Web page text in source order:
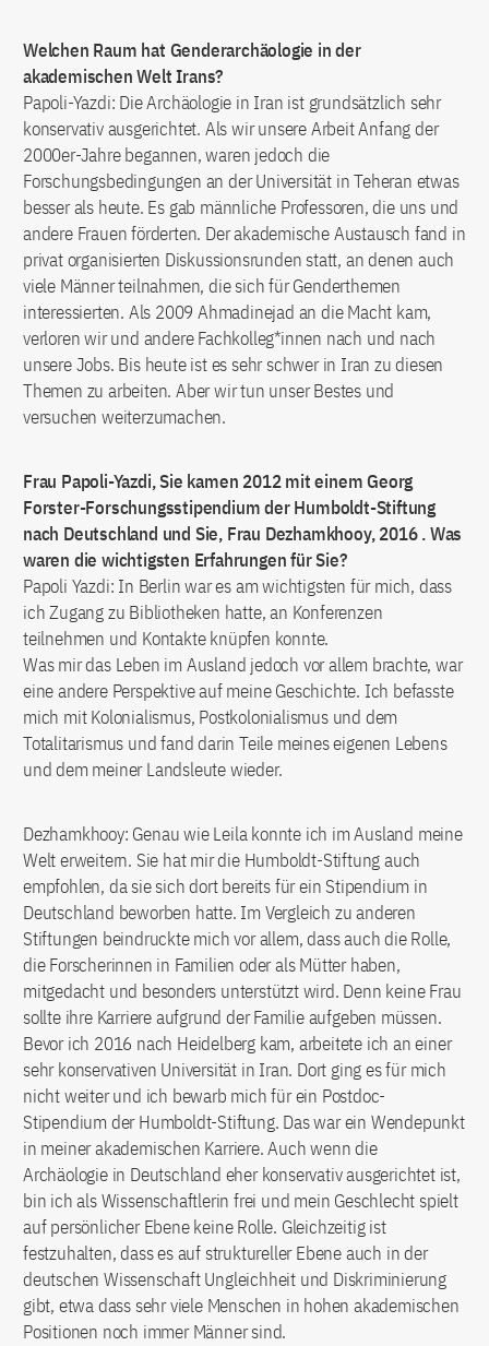
Welchen Raum hat Genderarchäologie in der
akademischen Welt Irans?
Papoli-Yazdi: Die Archäologie in Iran ist grundsätzlich sehr
konservativ ausgerichtet. Als wir unsere Arbeit Anfang der
2000er-Jahre begannen, waren jedoch die
Forschungsbedingungen an der Universität in Teheran etwas
besser als heute. Es gab männliche Professoren, die uns und
andere Frauen förderten. Der akademische Austausch fand in
privat organisierten Diskussionsrunden statt, an denen auch
viele Männer teilnahmen, die sich für Genderthemen
interessierten. Als 2009 Ahmadinejad an die Macht kam,
verloren wir und andere Fachkolleg*innen nach und nach
unsere Jobs. Bis heute ist es sehr schwer in Iran zu diesen
Themen zu arbeiten. Aber wir tun unser Bestes und
versuchen weiterzumachen.
Frau Papoli-Yazdi, Sie kamen 2012 mit einem Georg
Forster-Forschungsstipendium der Humboldt-Stiftung
nach Deutschland und Sie, Frau Dezhamkhooy, 2016 . Was
waren die wichtigsten Erfahrungen für Sie?
Papoli Yazdi: In Berlin war es am wichtigsten für mich, dass
ich Zugang zu Bibliotheken hatte, an Konferenzen
teilnehmen und Kontakte knüpfen konnte.
Was mir das Leben im Ausland jedoch vor allem brachte, war
eine andere Perspektive auf meine Geschichte. Ich befasste
mich mit Kolonialismus, Postkolonialismus und dem
Totalitarismus und fand darin Teile meines eigenen Lebens
und dem meiner Landsleute wieder.
Dezhamkhooy: Genau wie Leila konnte ich im Ausland meine
Welt erweitern. Sie hat mir die Humboldt-Stiftung auch
empfohlen, da sie sich dort bereits für ein Stipendium in
Deutschland beworben hatte. Im Vergleich zu anderen
Stiftungen beindruckte mich vor allem, dass auch die Rolle,
die Forscherinnen in Familien oder als Mütter haben,
mitgedacht und besonders unterstützt wird. Denn keine Frau
sollte ihre Karriere aufgrund der Familie aufgeben müssen.
Bevor ich 2016 nach Heidelberg kam, arbeitete ich an einer
sehr konservativen Universität in Iran. Dort ging es für mich
nicht weiter und ich bewarb mich für ein Postdoc-
Stipendium der Humboldt-Stiftung. Das war ein Wendepunkt
in meiner akademischen Karriere. Auch wenn die
Archäologie in Deutschland eher konservativ ausgerichtet ist,
bin ich als Wissenschaftlerin frei und mein Geschlecht spielt
auf persönlicher Ebene keine Rolle. Gleichzeitig ist
festzuhalten, dass es auf struktureller Ebene auch in der
deutschen Wissenschaft Ungleichheit und Diskriminierung
gibt, etwa dass sehr viele Menschen in hohen akademischen
Positionen noch immer Männer sind.